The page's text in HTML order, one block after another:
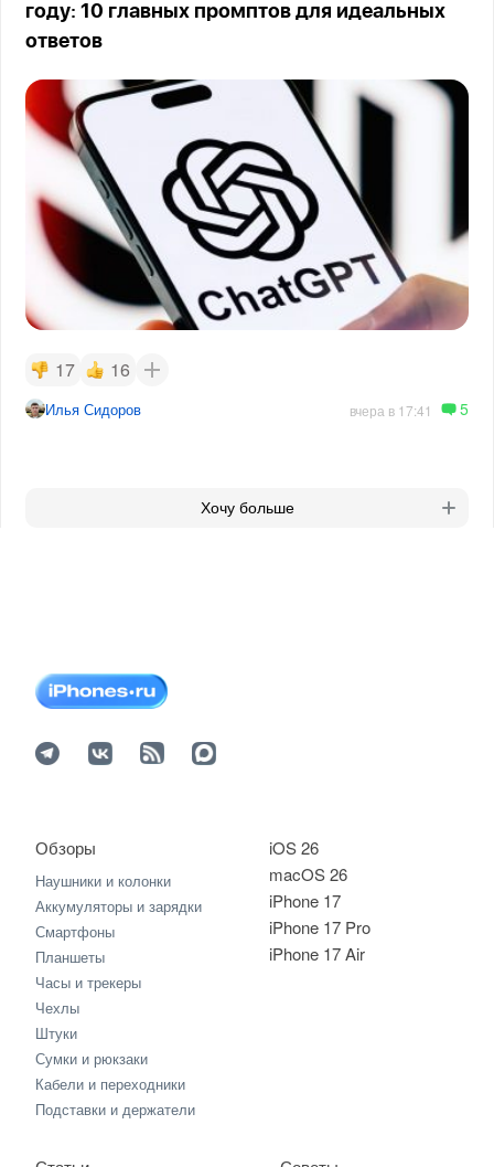
году: 10 главных промптов для идеальных
ответов
17 16
Илья Сидоров вчера в 17:41 5
Хочу больше
iOS 26
macOS 26
iPhone 17
iPhone 17 Pro
iPhone 17 Air
Обзоры
Наушники и колонки
Аккумуляторы и зарядки
Смартфоны
Планшеты
Часы и трекеры
Чехлы
Штуки
Сумки и рюкзаки
Кабели и переходники
Подставки и держатели